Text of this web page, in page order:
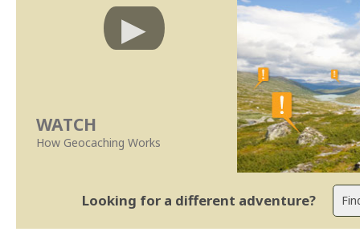
WATCH
How Geocaching Works
Looking for a different adventure?